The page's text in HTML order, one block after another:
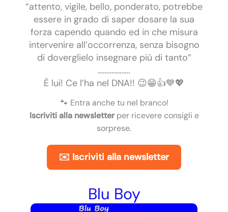
“attento, vigile, bello, ponderato, potrebbe
essere in grado di saper dosare la sua
forza capendo quando ed in che misura
intervenire all’occorrenza, senza bisogno
di doverglielo insegnare più di tanto”
……………….
È lui! Ce l’ha nel DNA!! 😉😁👍💙💖
🐾 Entra anche tu nel branco!
Iscriviti alla newsletterper ricevere consigli e
sorprese.
✉️ Iscriviti alla newsletter
Blu Boy